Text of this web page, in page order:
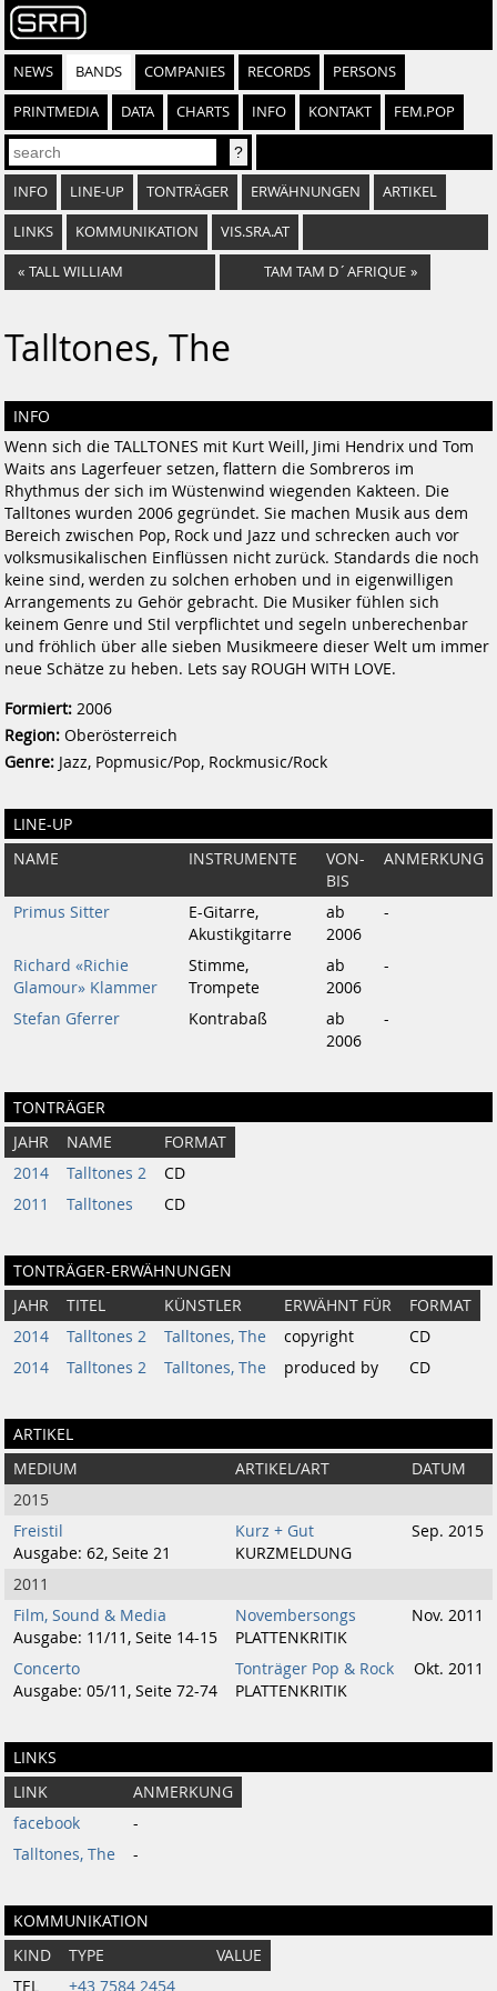
NEWS BANDS COMPANIES RECORDS PERSONS
PRINTMEDIA DATA CHARTS INFO KONTAKT FEM.POP
INFO LINE-UP TONTRÄGER ERWÄHNUNGEN ARTIKEL
LINKS KOMMUNIKATION VIS.SRA.AT
« TALL WILLIAM TAM TAM D´AFRIQUE »
Talltones, The
INFO
Wenn sich die TALLTONES mit Kurt Weill, Jimi Hendrix und Tom
Waits ans Lagerfeuer setzen, flattern die Sombreros im
Rhythmus der sich im Wüstenwind wiegenden Kakteen. Die
Talltones wurden 2006 gegründet. Sie machen Musik aus dem
Bereich zwischen Pop, Rock und Jazz und schrecken auch vor
volksmusikalischen Einflüssen nicht zurück. Standards die noch
keine sind, werden zu solchen erhoben und in eigenwilligen
Arrangements zu Gehör gebracht. Die Musiker fühlen sich
keinem Genre und Stil verpflichtet und segeln unberechenbar
und fröhlich über alle sieben Musikmeere dieser Welt um immer
neue Schätze zu heben. Lets say ROUGH WITH LOVE.
Formiert: 2006
Region: Oberösterreich
Genre: Jazz, Popmusic/Pop, Rockmusic/Rock
LINE-UP
NAME INSTRUMENTE
VON-
BIS
ANMERKUNG
Primus Sitter
E-Gitarre,
Akustikgitarre
ab
2006
-
Richard «Richie
Glamour» Klammer
Stimme,
Trompete
ab
2006
-
Stefan Gferrer Kontrabaß
ab
2006
-
TONTRÄGER
JAHR NAME
FORMAT
2014
Talltones 2
CD
2011
Talltones CD
TONTRÄGER-ERWÄHNUNGEN
JAHR TITEL KÜNSTLER ERWÄHNT FÜR
FORMAT
2014
Talltones 2 Talltones, The copyright
CD
2014
Talltones 2 Talltones, The produced by CD
ARTIKEL
MEDIUM ARTIKEL/ART
DATUM
2015
Freistil
Ausgabe: 62, Seite 21
Kurz + Gut
KURZMELDUNG
Sep. 2015
2011
Film, Sound & Media
Ausgabe: 11/11, Seite 14-15
Novembersongs
PLATTENKRITIK
Nov. 2011
Concerto
Ausgabe: 05/11, Seite 72-74
Tonträger Pop & Rock
PLATTENKRITIK
Okt. 2011
LINKS
LINK
ANMERKUNG
facebook
-
Talltones, The
-
KOMMUNIKATION
KIND TYPE
VALUE
TEL
+43 7584 2454